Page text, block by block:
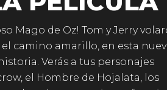
Mago de Oz! Tom y Jerry
camino amarillo, en esta
Verás a tus personajes
el Hombre de Hojalata, los